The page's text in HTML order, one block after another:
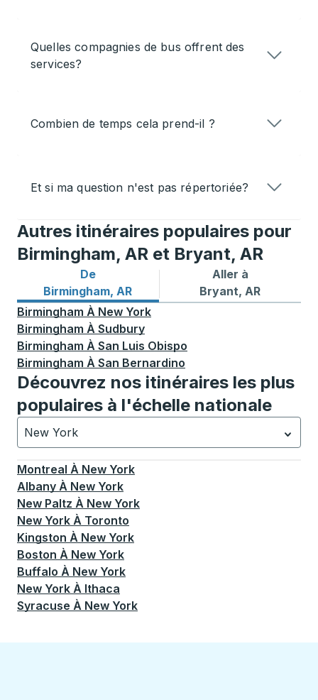
Quelles compagnies de bus offrent des
services?
Combien de temps cela prend-il ?
Et si ma question n'est pas répertoriée?
Autres itinéraires populaires pour
Birmingham, AR et Bryant, AR
De
Birmingham, AR
Itinéraires de bus depuis Birmingham, AR
Aller à
Bryant, AR
Itinéraires de bus vers
Birmingham À New York
Birmingham À Sudbury
Birmingham À San Luis Obispo
Birmingham À San Bernardino
Découvrez nos itinéraires les plus
populaires à l'échelle nationale
New York
Actuellement sélectionné: New York.La sélection est
Montreal À New York
Albany À New York
New Paltz À New York
New York À Toronto
Kingston À New York
Boston À New York
Buffalo À New York
New York À Ithaca
Syracuse À New York